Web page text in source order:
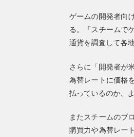
ゲームの開発者向
る。「スチームで
通貨を調査して各
さらに「開発者が
為替レートに価格
払っているのか、
またスチームのブ
購買力や為替レー